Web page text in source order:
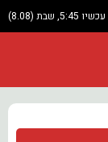
עכשיו 5:45, שבת (8.08)